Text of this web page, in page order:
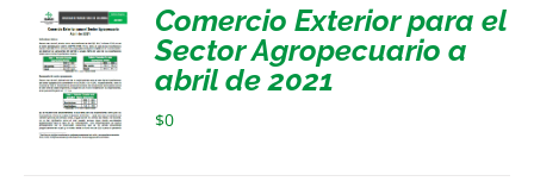
Comercio Exterior para el
Sector Agropecuario a
abril de 2021
$0